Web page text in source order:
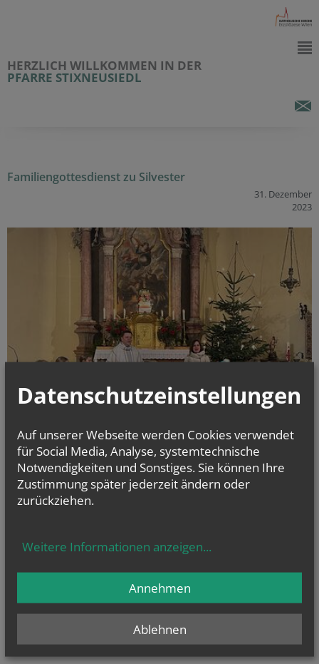
HERZLICH WILLKOMMEN IN DER
PFARRE STIXNEUSIEDL
Familiengottesdienst zu Silvester
31. Dezember
2023
Einige Kinder haben mit ihren Eltern den Familiengottesdienst besucht.
Die Kinder haben alle mitgemacht und den Anweisungen gefolgt.
Patricia und Pfarrer Krzysztof haben die Hl. Messe gut organisiert.
Bianca und Christina haben mit Gitarren die Lieder gestaltet.
Datenschutzeinstellungen
Auf unserer Webseite werden Cookies verwendet
für Social Media, Analyse, systemtechnische
Notwendigkeiten und Sonstiges. Sie können Ihre
Zustimmung später jederzeit ändern oder
zurückziehen.
Weitere Informationen anzeigen...
Ablehnen
Annehmen